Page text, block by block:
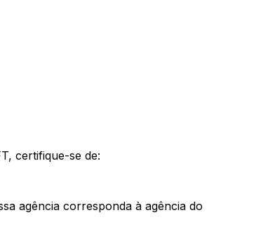
certifique-se de:
agência corresponda à agência do